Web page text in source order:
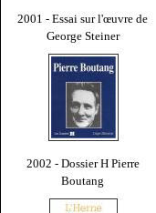
2001 - Essai sur l'œuvre de
George Steiner
2002 - Dossier H Pierre
Boutang